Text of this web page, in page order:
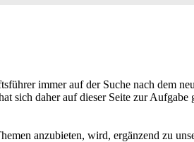
immer auf der Suche nach dem
sich daher auf dieser Seite zur Aufgabe
anzubieten, wird, ergänzend zu